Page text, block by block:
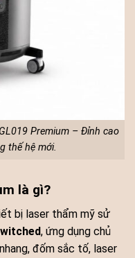
Premium – Đỉnh cao
thế hệ mới.
là gì?
bị laser thẩm mỹ sử
, ứng dụng chủ
đốm sắc tố, laser